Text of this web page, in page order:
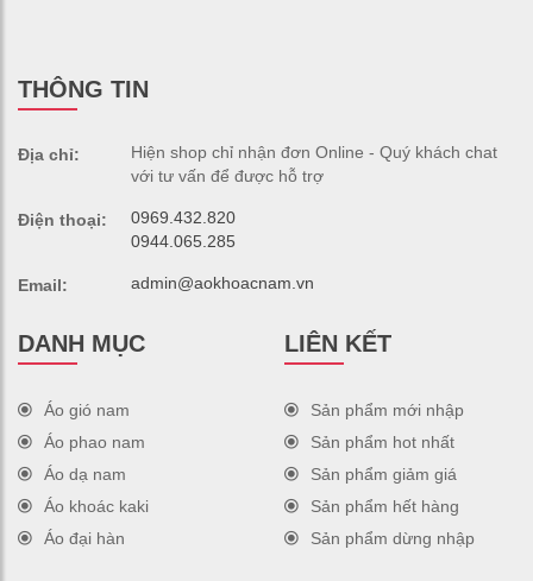
THÔNG TIN
Địa chỉ:
Hiện shop chỉ nhận đơn Online - Quý khách chat
với tư vấn để được hỗ trợ
Điện thoại:
0969.432.820
0944.065.285
Email: admin@aokhoacnam.vn
DANH MỤC
Áo gió nam
Áo phao nam
Áo dạ nam
Áo khoác kaki
Áo đại hàn
LIÊN KẾT
Sản phẩm mới nhập
Sản phẩm hot nhất
Sản phẩm giảm giá
Sản phẩm hết hàng
Sản phẩm dừng nhập